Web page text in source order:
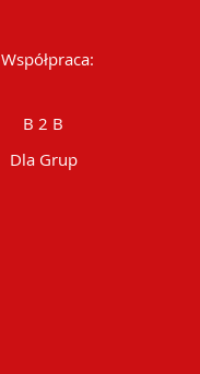
Współpraca:
B 2 B
Dla Grup